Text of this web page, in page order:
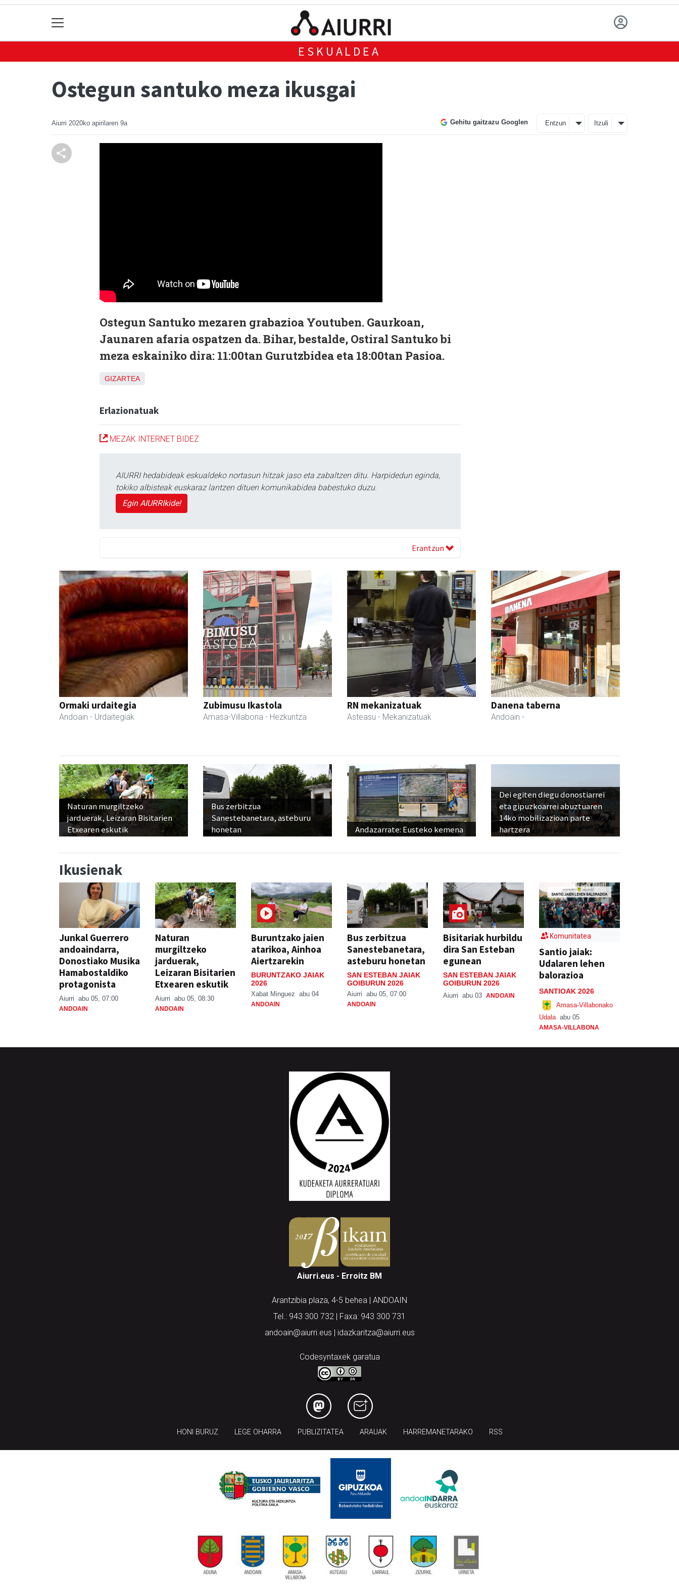
ESKUALDEA
Ostegun santuko meza ikusgai
Aiurri 2020ko apirilaren 9a Gehitu gaitzazu Googlen Entzun Itzuli
Ostegun Santuko mezaren grabazioa Youtuben. Gaurkoan,
Jaunaren afaria ospatzen da. Bihar, bestalde, Ostiral Santuko bi
meza eskainiko dira: 11:00tan Gurutzbidea eta 18:00tan Pasioa.
GIZARTEA
Erlazionatuak
MEZAK INTERNET BIDEZ
AIURRI hedabideak eskualdeko nortasun hitzak jaso eta zabaltzen ditu. Harpidedun eginda,
tokiko albisteak euskaraz lantzen dituen komunikabidea babestuko duzu.
Egin AIURRIkide!
Erantzun
Ormaki urdaitegia
Andoain - Urdaitegiak
Zubimusu Ikastola
Amasa-Villabona - Hezkuntza
RN mekanizatuak
Asteasu - Mekanizatuak
Danena taberna
Andoain -
Naturan murgiltzeko
jarduerak, Leizaran Bisitarien
Etxearen eskutik
Bus zerbitzua
Sanestebanetara, asteburu
honetan
Andazarrate: Eusteko kemena
Dei egiten diegu donostiarrei
eta gipuzkoarrei abuztuaren
14ko mobilizazioan parte
hartzera
Ikusienak
Junkal Guerrero
andoaindarra,
Donostiako Musika
Hamabostaldiko
protagonista
Aiurri abu 05, 07:00
ANDOAIN
Naturan
murgiltzeko
jarduerak,
Leizaran Bisitarien
Etxearen eskutik
Aiurri abu 05, 08:30
ANDOAIN
Buruntzako jaien
atarikoa, Ainhoa
Aiertzarekin
BURUNTZAKO JAIAK
2026
Xabat Minguez abu 04
ANDOAIN
Bus zerbitzua
Sanestebanetara,
asteburu honetan
SAN ESTEBAN JAIAK
GOIBURUN 2026
Aiurri abu 05, 07:00
ANDOAIN
Bisitariak hurbildu
dira San Esteban
egunean
SAN ESTEBAN JAIAK
GOIBURUN 2026
Aiurri abu 03 ANDOAIN
Komunitatea
Santio jaiak:
Udalaren lehen
balorazioa
SANTIOAK 2026
Amasa-Villabonako
Udala abu 05
AMASA-VILLABONA
Aiurri.eus - Erroitz BM
Arantzibia plaza, 4-5 behea | ANDOAIN
Tel.: 943 300 732 | Faxa: 943 300 731
andoain@aiurri.eus | idazkaritza@aiurri.eus
Codesyntaxek garatua
HONI BURUZ LEGE OHARRA PUBLIZITATEA ARAUAK HARREMANETARAKO RSS